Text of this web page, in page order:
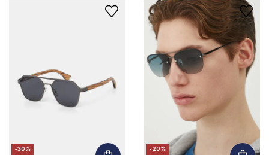
-30%
-20%